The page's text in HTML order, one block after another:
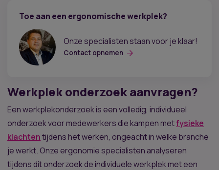
Toe aan een ergonomische werkplek?
Onze specialisten staan voor je klaar!
Contact opnemen
Werkplek onderzoek aanvragen?
Een werkplekonderzoek is een volledig, individueel
onderzoek voor medewerkers die kampen metfysieke
klachtentijdens het werken, ongeacht in welke branche
je werkt. Onze ergonomie specialisten analyseren
tijdens dit onderzoek de individuele werkplek met een